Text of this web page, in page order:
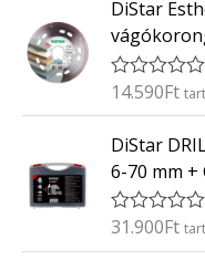
DiStar
É
é
k
e
l
s
:
14.590Ft
DiStar
6-70 mm +
É
31.900Ft